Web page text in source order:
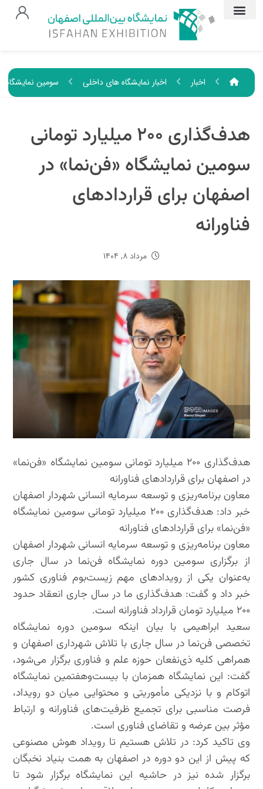
اخبار اخبار نمایشگاه های داخلی سومین نمایشگاه
هدف‌گذاری ۲۰۰ میلیارد تومانی
سومین نمایشگاه «فن‌نما» در
اصفهان برای قراردادهای
فناورانه
مرداد ۸, ۱۴۰۴
هدف‌گذاری ۲۰۰ میلیارد تومانی سومین نمایشگاه «فن‌نما»
در اصفهان برای قراردادهای فناورانه
معاون برنامه‌ریزی و توسعه سرمایه انسانی شهردار اصفهان
خبر داد: هدف‌گذاری ۲۰۰ میلیارد تومانی سومین نمایشگاه
«فن‌نما» برای قراردادهای فناورانه
معاون برنامه‌ریزی و توسعه سرمایه انسانی شهردار اصفهان
از برگزاری سومین دوره نمایشگاه فن‌نما در سال جاری
به‌عنوان یکی از رویدادهای مهم زیست‌بوم فناوری کشور
خبر داد و گفت: هدف‌گذاری ما در سال جاری انعقاد حدود
۲۰۰ میلیارد تومان قرارداد فناورانه است.
سعید ابراهیمی با بیان اینکه سومین دوره نمایشگاه
تخصصی فن‌نما در سال جاری با تلاش شهرداری اصفهان و
همراهی کلیه ذی‌نفعان حوزه علم و فناوری برگزار می‌شود،
گفت: این نمایشگاه همزمان با بیست‌وهفتمین نمایشگاه
اتوکام و با نزدیکی مأموریتی و محتوایی میان دو رویداد،
فرصت مناسبی برای تجمیع ظرفیت‌های فناورانه و ارتباط
مؤثر بین عرضه و تقاضای فناوری است.
وی تاکید کرد: در تلاش هستیم تا رویداد هوش مصنوعی
که پیش از این دو دوره در اصفهان به همت بنیاد نخبگان
برگزار شده نیز در حاشیه این نمایشگاه برگزار شود تا